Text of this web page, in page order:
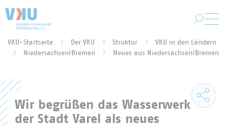
Sie befinden sich hier:
VKU-Startseite Der VKU Struktur
VKU in den Ländern
Niedersachsen/Bremen
Neues aus Niedersachsen/Bremen
Wir begrüßen das Wasserwerk
der Stadt Varel als neues